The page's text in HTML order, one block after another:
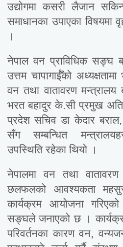
उद्योगमा कसरी लैजान
समाधानका उपाएका
।
नेपाल वन प्राविधिक सङ्घ
उत्तम चापागाईँको
वन तथा वातावरण मन्त्रालय
भरत बहादुर के.सी प्रमुख
प्रदेश सचिव डा केदार
सँग सम्बन्धित
उपस्थिति रहेका थियो ।
नेपालमा वन तथा वातावरण
छलफलको आवश्यकता
कार्यक्रम आयोजना
सङ्घले जनाएको छ ।
परिवर्तनका कारण वन,